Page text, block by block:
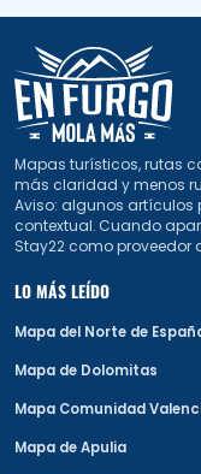
Mapas turísticos, rutas
más claridad y menos
Aviso: algunos artículos
contextual. Cuando
Stay22 como
LO MÁS LEÍDO
Mapa del Norte de
Mapa de Dolomitas
Mapa Comunidad
Mapa de Apulia